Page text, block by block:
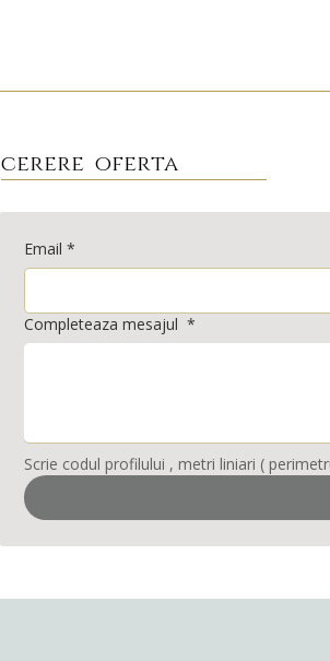
cerere oferta
Email *
Completeaza mesajul *